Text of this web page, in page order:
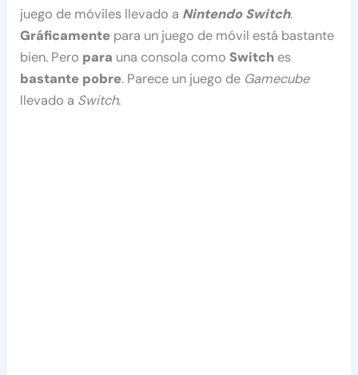
juego de móviles llevado a Nintendo Switch.
Gráficamente para un juego de móvil está bastante
bien. Pero para una consola como Switch es
bastante pobre. Parece un juego de Gamecube
llevado a Switch.